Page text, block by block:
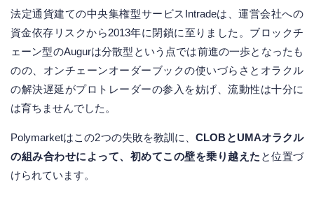
法定通貨建ての中央集権型サービスIntradeは、運営会社への
資金依存リスクから2013年に閉鎖に至りました。ブロックチ
ェーン型のAugurは分散型という点では前進の一歩となったも
のの、オンチェーンオーダーブックの使いづらさとオラクル
の解決遅延がプロトレーダーの参入を妨げ、流動性は十分に
は育ちませんでした。
Polymarketはこの2つの失敗を教訓に、CLOBとUMAオラクル
の組み合わせによって、初めてこの壁を乗り越えた と位置づ
けられています。